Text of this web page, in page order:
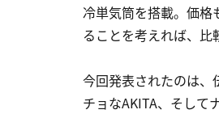
冷単気筒を搭載。価
ることを考えれば、比
今回発表されたのは、
チョなAKITA、そして